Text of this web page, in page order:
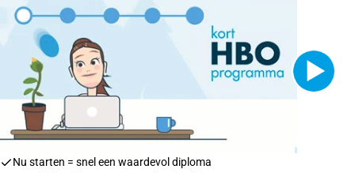
Nu starten = snel een waardevol diploma